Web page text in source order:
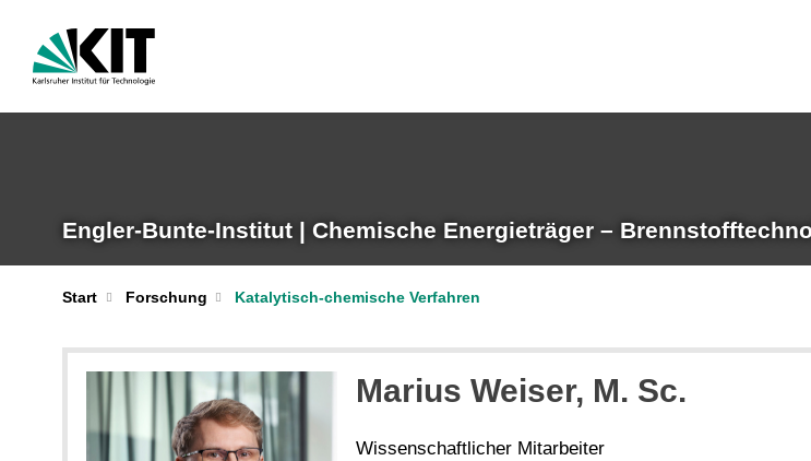
Engler-Bunte-Institut | Chemische Energieträger –
Start Forschung Katalytisch-chemische Verfahren
Marius Weiser, M. Sc.
Wissenschaftlicher Mitarbeiter